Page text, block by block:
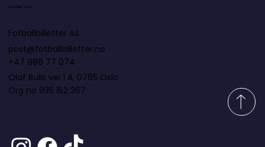
Kontakt oss
Fotballbilletter AS
post@fotballbilletter.no
+47 986 77 074
Olaf Bulls vei 1 A, 0765 Oslo
Org no 935 152 267